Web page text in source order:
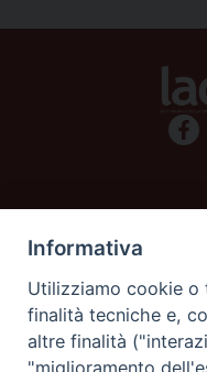
Informativa
Utilizziamo cookie o
finalità tecniche e,
altre finalità